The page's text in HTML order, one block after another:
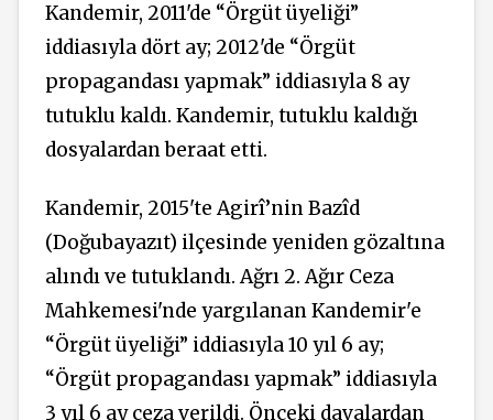
Kandemir, 2011'de “Örgüt üyeliği”
iddiasıyla dört ay; 2012'de “Örgüt
propagandası yapmak” iddiasıyla 8 ay
tutuklu kaldı. Kandemir, tutuklu kaldığı
dosyalardan beraat etti.
Kandemir, 2015'te Agirî’nin Bazîd
(Doğubayazıt) ilçesinde yeniden gözaltına
alındı ve tutuklandı. Ağrı 2. Ağır Ceza
Mahkemesi'nde yargılanan Kandemir'e
“Örgüt üyeliği” iddiasıyla 10 yıl 6 ay;
“Örgüt propagandası yapmak” iddiasıyla
3 yıl 6 ay ceza verildi. Önceki davalardan